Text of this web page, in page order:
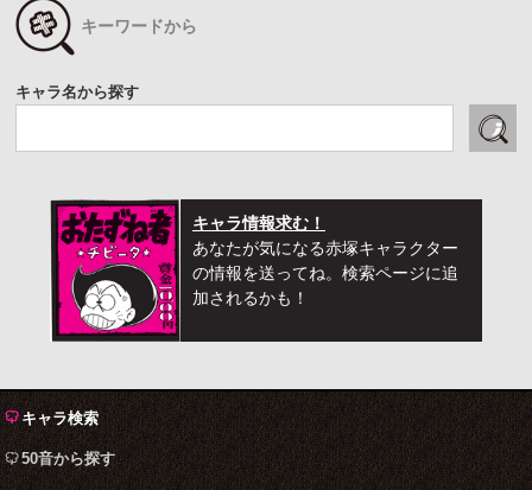
キーワードから
キャラ名から探す
キャラ情報求む！
あなたが気になる赤塚キャラクター
の情報を送ってね。検索ページに追
加されるかも！
キャラ検索
50音から探す